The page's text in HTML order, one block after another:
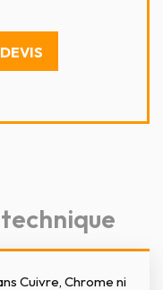
Cuivre, Chrome ni